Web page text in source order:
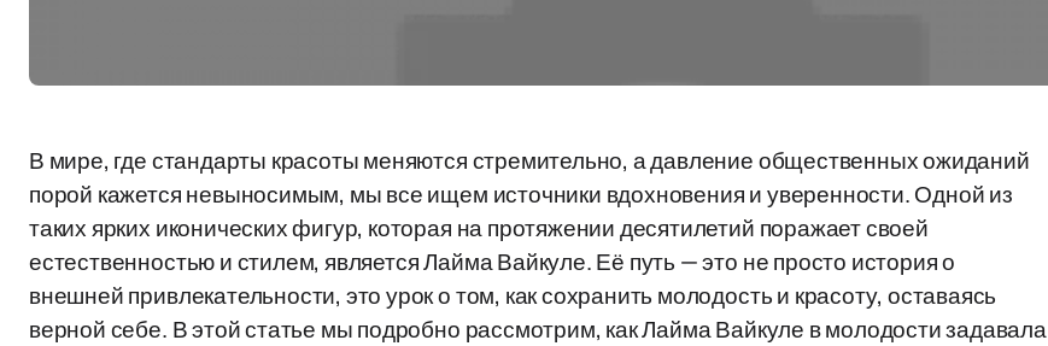
В мире, где стандарты красоты меняются стремительно, а давление общественных ожиданий
порой кажется невыносимым, мы все ищем источники вдохновения и уверенности. Одной из
таких ярких иконических фигур, которая на протяжении десятилетий поражает своей
естественностью и стилем, является Лайма Вайкуле. Её путь — это не просто история о
внешней привлекательности, это урок о том, как сохранить молодость и красоту, оставаясь
верной себе. В этой статье мы подробно рассмотрим, как Лайма Вайкуле в молодости задавала